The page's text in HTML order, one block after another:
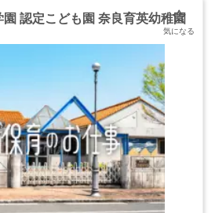
認定こども園 奈良育英幼稚園